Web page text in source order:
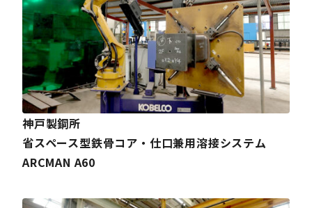
神戸製鋼所
省スペース型鉄骨コア・仕口兼用溶接システム
ARCMAN A60